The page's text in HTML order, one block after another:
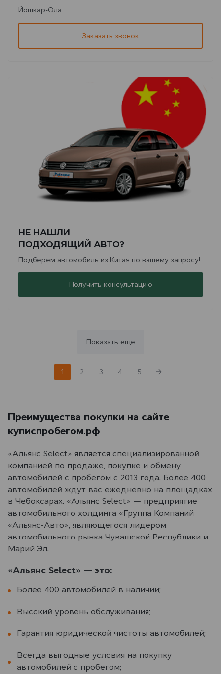
Йошкар-Ола
Заказать звонок
НЕ НАШЛИ
ПОДХОДЯЩИЙ АВТО?
Подберем автомобиль из Китая по вашему запросу!
Получить консультацию
Показать еще
1 2 3 4 5
Преимущества покупки на сайте
куписпробегом.рф
«Альянс Select» является специализированной
компанией по продаже, покупке и обмену
автомобилей с пробегом с 2013 года. Более 400
автомобилей ждут вас ежедневно на площадках
в Чебоксарах. «Альянс Select» — предприятие
автомобильного холдинга «Группа Компаний
«Альянс-Авто», являющегося лидером
автомобильного рынка Чувашской Республики и
Марий Эл.
«Альянс Select» — это:
Более 400 автомобилей в наличии;
Высокий уровень обслуживания;
Гарантия юридической чистоты автомобилей;
Всегда выгодные условия на покупку
автомобилей с пробегом;